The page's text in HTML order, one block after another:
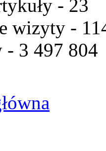
- 23
wizyty -
- 3 497 804